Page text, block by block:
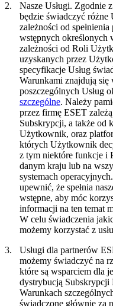
2.
Nasze Usługi. Zgodnie
będzie świadczyć
zależności od
wstępnych określonych
zależności od Roli
uzyskanych przez
specyfikacje Usług
Warunkami znajdują
poszczególnych Usług
szczególne. Należy
przez firmę ESET
Subskrypcji, a także od
Użytkownik, oraz
których Użytkownik
z tym niektóre funkcje i
danym kraju lub na
systemach
upewnić, że spełnia
wstępne, aby móc
informacji na ten temat
W celu świadczenia
możemy korzystać z
3.
Usługi dla partnerów
możemy świadczyć na
które są wsparciem dla
dystrybucją Subskrypcji
Warunkach
świadczone głównie za